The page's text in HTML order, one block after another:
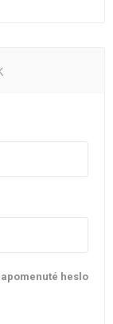
heslo